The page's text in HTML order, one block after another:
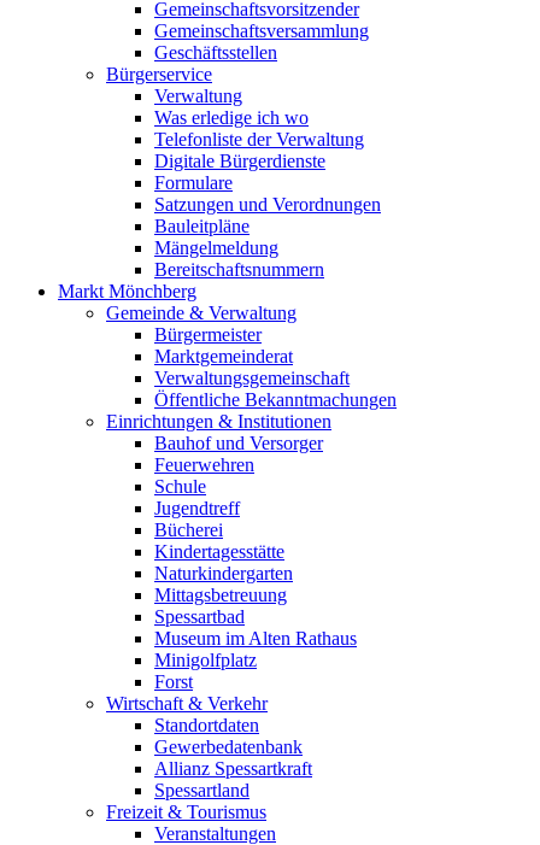
Gemeinschaftsvorsitzender
Gemeinschaftsversammlung
Geschäftsstellen
Bürgerservice
Verwaltung
Was erledige ich wo
Telefonliste der Verwaltung
Digitale Bürgerdienste
Formulare
Satzungen und Verordnungen
Bauleitpläne
Mängelmeldung
Bereitschaftsnummern
Markt Mönchberg
Gemeinde & Verwaltung
Bürgermeister
Marktgemeinderat
Verwaltungsgemeinschaft
Öffentliche Bekanntmachungen
Einrichtungen & Institutionen
Bauhof und Versorger
Feuerwehren
Schule
Jugendtreff
Bücherei
Kindertagesstätte
Naturkindergarten
Mittagsbetreuung
Spessartbad
Museum im Alten Rathaus
Minigolfplatz
Forst
Wirtschaft & Verkehr
Standortdaten
Gewerbedatenbank
Allianz Spessartkraft
Spessartland
Freizeit & Tourismus
Veranstaltungen